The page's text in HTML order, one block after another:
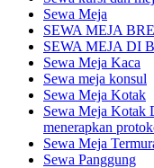
Sewa Meja
SEWA MEJA
SEWA MEJA DI
Sewa Meja Kaca
Sewa meja konsul
Sewa Meja Kotak
Sewa Meja Kotak
menerapkan
Sewa Meja
Sewa Panggung